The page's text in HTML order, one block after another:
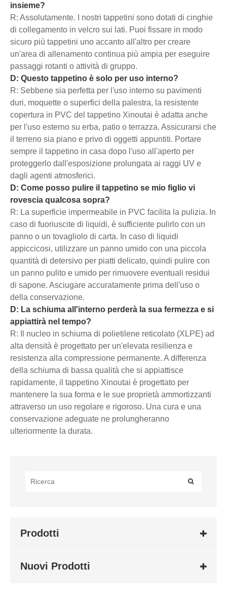
insieme?
R: Assolutamente. I nostri tappetini sono dotati di cinghie
di collegamento in velcro sui lati. Puoi fissare in modo
sicuro più tappetini uno accanto all'altro per creare
un'area di allenamento continua più ampia per eseguire
passaggi rotanti o attività di gruppo.
D: Questo tappetino è solo per uso interno?
R: Sebbene sia perfetta per l'uso interno su pavimenti
duri, moquette o superfici della palestra, la resistente
copertura in PVC del tappetino Xinoutai è adatta anche
per l'uso esterno su erba, patio o terrazza. Assicurarsi che
il terreno sia piano e privo di oggetti appuntiti. Portare
sempre il tappetino in casa dopo l'uso all'aperto per
proteggerlo dall'esposizione prolungata ai raggi UV e
dagli agenti atmosferici.
D: Come posso pulire il tappetino se mio figlio vi
rovescia qualcosa sopra?
R: La superficie impermeabile in PVC facilita la pulizia. In
caso di fuoriuscite di liquidi, è sufficiente pulirlo con un
panno o un tovagliolo di carta. In caso di liquidi
appiccicosi, utilizzare un panno umido con una piccola
quantità di detersivo per piatti delicato, quindi pulire con
un panno pulito e umido per rimuovere eventuali residui
di sapone. Asciugare accuratamente prima dell'uso o
della conservazione.
D: La schiuma all'interno perderà la sua fermezza e si
appiattirà nel tempo?
R: Il nucleo in schiuma di polietilene reticolato (XLPE) ad
alta densità è progettato per un'elevata resilienza e
resistenza alla compressione permanente. A differenza
della schiuma di bassa qualità che si appiattisce
rapidamente, il tappetino Xinoutai è progettato per
mantenere la sua forma e le sue proprietà ammortizzanti
attraverso un uso regolare e rigoroso. Una cura e una
conservazione adeguate ne prolungheranno
ulteriormente la durata.
Prodotti
Nuovi Prodotti